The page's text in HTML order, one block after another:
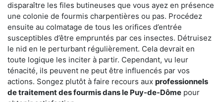
disparaître les files butineuses que vous ayez en présence
une colonie de fourmis charpentières ou pas. Procédez
ensuite au colmatage de tous les orifices d’entrée
susceptibles d’être empruntés par ces insectes. Détruisez
le nid en le perturbant régulièrement. Cela devrait en
toute logique les inciter à partir. Cependant, vu leur
ténacité, ils peuvent ne peut être influencés par vos
actions. Songez plutôt à faire recours aux professionnels
de traitement des fourmis dans le Puy-de-Dôme pour